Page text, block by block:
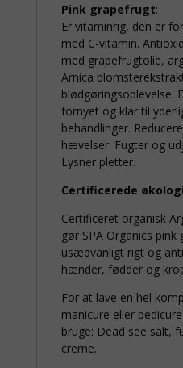
Pink grapefrugt:
Er vitaminrig, den er
med C-vitamin.
med grapefrugtolie,
Arnica
blødgøringsoplevelse.
fornyet og klar til
behandlinger.
hævelser. Fugter og
Lysner pletter.
Certificerede
Certificeret organisk
gør SPA Organics
usædvanligt rigt og
hænder, fødder og
For at lave en hel
manicure eller
bruge: Dead see salt,
creme.